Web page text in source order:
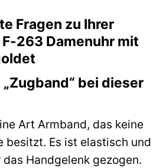
Fragen zu Ihrer
263 Damenuhr mit
bei dieser
Art Armband, das keine
besitzt. Es ist elastisch und
Handgelenk gezogen.